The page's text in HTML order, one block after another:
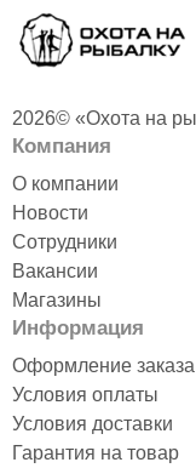
2026© «Охота на
Компания
О компании
Новости
Сотрудники
Вакансии
Магазины
Информация
Оформление заказа
Условия оплаты
Условия доставки
Гарантия на товар